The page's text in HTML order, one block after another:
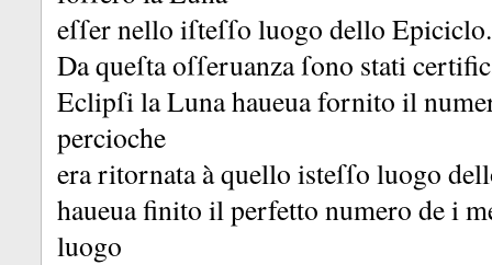
eſſer nello iſteſſo luogo dello Epiciclo.
Da queſta oſſeruanza ſono stati
Eclipſi la Luna haueua fornito il
percioche
era ritornata à quello isteſſo luogo
haueua finito il perfetto numero de i
luogo